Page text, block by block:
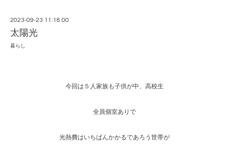
2023-09-23 11:18:00
太陽光
暮らし
今回は５人家族も子供が中、高校生
全員個室ありで
光熱費はいちばんかかるであろう世帯が